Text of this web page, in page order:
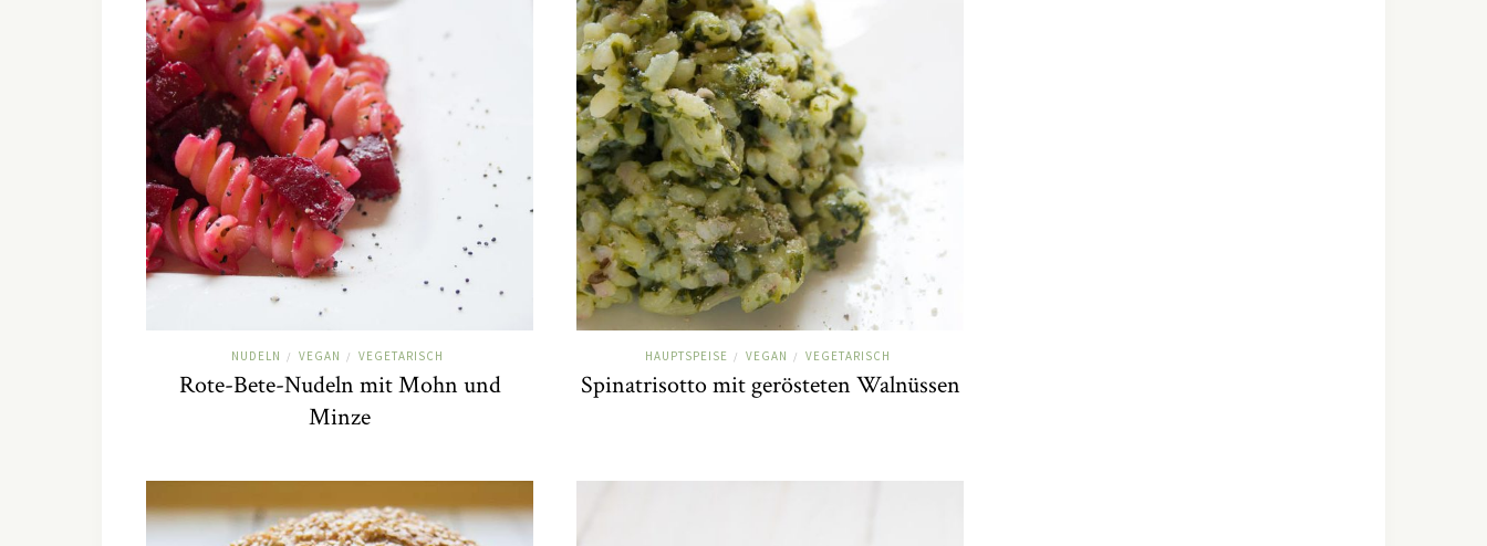
NUDELN / VEGAN / VEGETARISCH
Rote-Bete-Nudeln mit Mohn und
Minze
HAUPTSPEISE / VEGAN / VEGETARISCH
Spinatrisotto mit gerösteten Walnüssen